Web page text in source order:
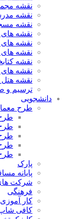
نقشه مجموعه
نقشه مدرسه و
نقشه مسجد و کلیسا
نقشه های سازه ای
نقشه های سه بعدی
نقشه های مسکونی و
نقشه کتابخانه
نقشه های ویلایی
نقشه هتل و موزه
ترسیم و طراحی فنی
طرح معماری
پایانه مسافربری
شرکت های ایرانی
کار آموزی و کارورزی
کافی شاپ